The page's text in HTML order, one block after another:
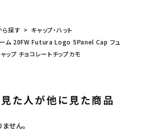
ら探す
キャップ・ハット
ム 20FW Futura Logo 5Panel Cap フュ
ップ チョコレートチップカモ
た人が他に見た商品
せん。